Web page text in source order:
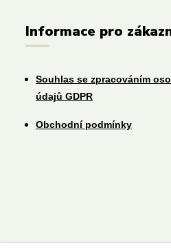
Informace pro
Souhlas se zpracováním
údajů GDPR
Obchodní podmínky